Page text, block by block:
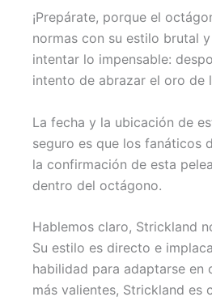
¡Prepárate, porque el
normas con su estilo brutal
intentar lo impensable:
intento de abrazar el oro de
La fecha y la ubicación de
seguro es que los fanáticos
la confirmación de esta
dentro del octágono.
Hablemos claro, Strickland
Su estilo es directo e
habilidad para adaptarse en
más valientes, Strickland es